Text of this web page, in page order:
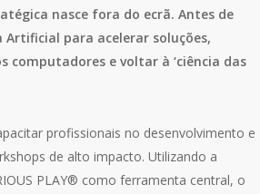
nasce fora do ecrã. Antes de
para acelerar soluções,
computadores e voltar à ‘ciência das
profissionais no desenvolvimento e
de alto impacto. Utilizando a
PLAY® como ferramenta central, o